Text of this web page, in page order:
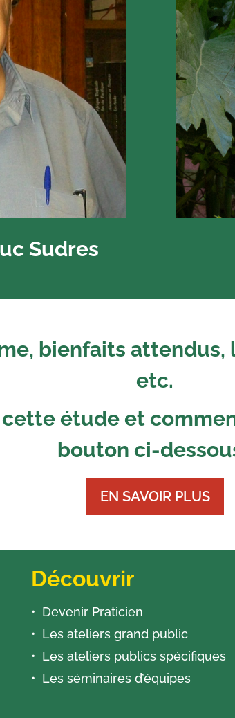
Sudres
bienfaits attendus,
etc.
étude et
bouton ci-
EN SAVOIR PLUS
Découvrir
Devenir Praticien
Les ateliers grand public
Les ateliers publics spécifiques
Les séminaires d’équipes